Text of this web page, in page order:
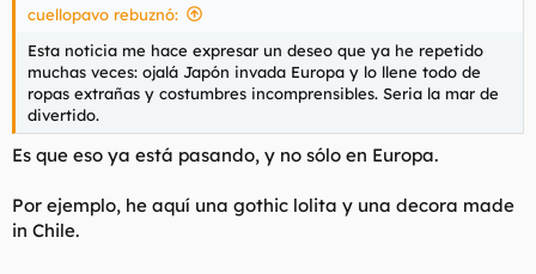
cuellopavo rebuznó:
Esta noticia me hace expresar un deseo que ya he repetido
muchas veces: ojalá Japón invada Europa y lo llene todo de
ropas extrañas y costumbres incomprensibles. Seria la mar de
divertido.
Es que eso ya está pasando, y no sólo en Europa.
Por ejemplo, he aquí una gothic lolita y una decora made
in Chile.